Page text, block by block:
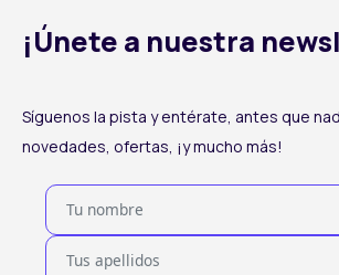
¡Únete a nuestra
Síguenos la pista y entérate, antes que
novedades, ofertas, ¡y mucho más!